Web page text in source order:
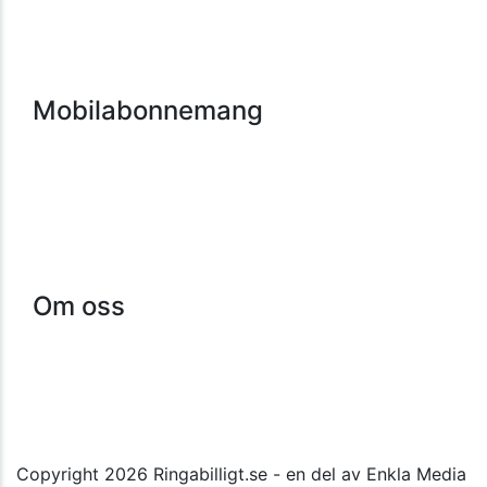
Mobilabonnemang
Om oss
Copyright 2026 Ringabilligt.se - en del av Enkla Media